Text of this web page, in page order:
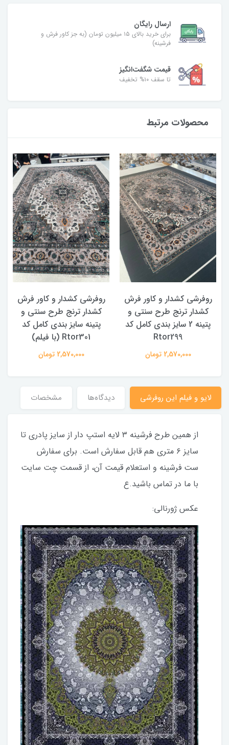
ارسال رایگان
برای خرید بالای ۱۵ میلیون تومان (به جز کاور فرش و
فرشینه)
قیمت شگفت‌انگیز
تا سقف ۱۰% تخفیف
محصولات مرتبط
روفرشی کشدار و کاور فرش
کشدار ترنج طرح سنتی و
پتینه 2 سایز بندی کامل کد
Rtor299
2,570,000 تومان
روفرشی کشدار و کاور فرش
کشدار ترنج طرح سنتی و
پتینه سایز بندی کامل کد
Rtor301 (با فیلم)
2,570,000 تومان
لایو و فیلم این روفرشی دیدگاه‌ها مشخصات
از همین طرح فرشینه ۳ لایه استپ دار از سایز پادری تا
سایز ۶ متری هم قابل سفارش است. برای سفارش
ست فرشینه و استعلام قیمت آن، از قسمت چت سایت
با ما در تماس باشید.ع
عکس ژورنالی: